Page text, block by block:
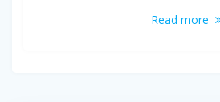
Read more